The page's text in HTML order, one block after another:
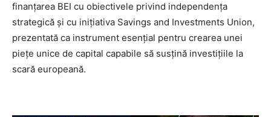
finanțarea BEI cu obiectivele privind independența
strategică și cu inițiativa Savings and Investments Union,
prezentată ca instrument esențial pentru crearea unei
piețe unice de capital capabile să susțină investițiile la
scară europeană.